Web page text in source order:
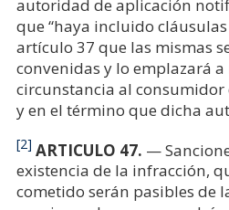
autoridad de aplicación
que “haya incluido
artículo 37 que las mismas
convenidas y lo emplazará
circunstancia al consumidor
y en el término que dicha
[2] ARTICULO 47. —
existencia de la infracción,
cometido serán pasibles de